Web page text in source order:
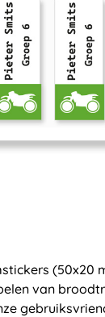
(50x20
van